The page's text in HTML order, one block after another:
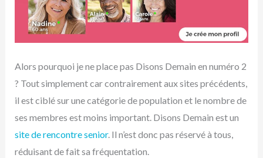
Alors pourquoi je ne place pas Disons Demain en numéro 2
? Tout simplement car contrairement aux sites précédents,
il est ciblé sur une catégorie de population et le nombre de
ses membres est moins important. Disons Demain est un
site de rencontre senior. Il n’est donc pas réservé à tous,
réduisant de fait sa fréquentation.